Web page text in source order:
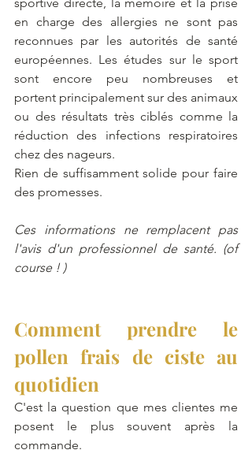
en charge des allergies ne sont pas
reconnues par les autorités de santé
européennes. Les études sur le sport
sont encore peu nombreuses et
portent principalement sur des animaux
ou des résultats très ciblés comme la
réduction des infections respiratoires
chez des nageurs.
Rien de suffisamment solide pour faire
des promesses.
Ces informations ne remplacent pas
l'avis d'un professionnel de santé. (of
course ! )
Comment prendre le
pollen frais de ciste au
quotidien
C'est la question que mes clientes me
posent le plus souvent après la
commande.